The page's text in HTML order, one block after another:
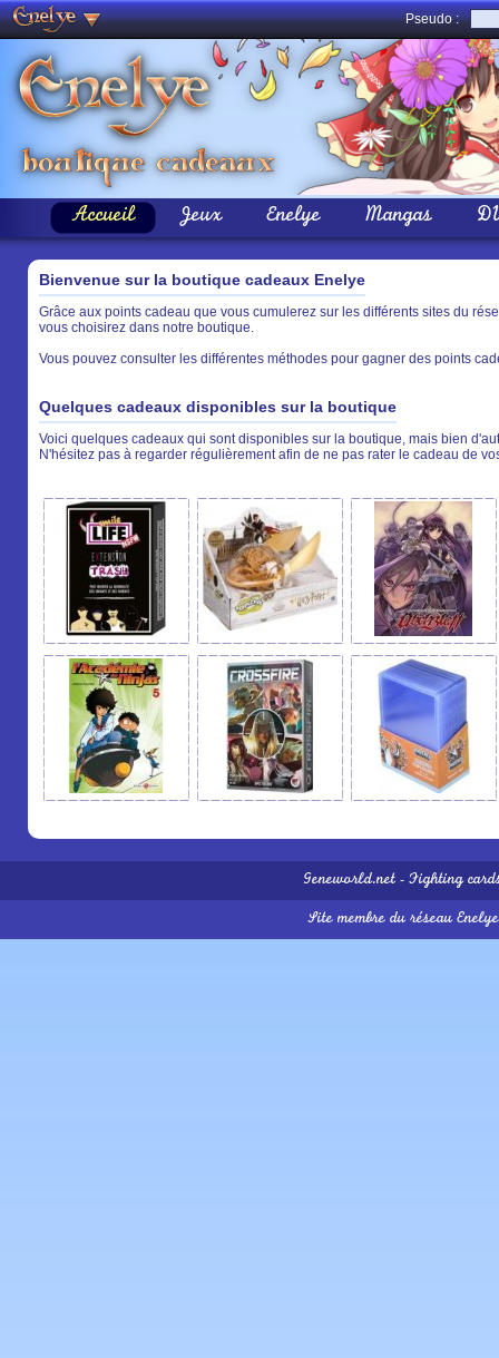
Pseudo :
Accueil Jeux Enelye Mangas
Bienvenue sur la boutique cadeaux Enelye
Grâce aux points cadeau que vous cumulerez sur les différents sites du
vous choisirez dans notre boutique.
Vous pouvez consulter les différentes méthodes pour gagner des points
Quelques cadeaux disponibles sur la boutique
Voici quelques cadeaux qui sont disponibles sur la boutique, mais bien
N'hésitez pas à regarder régulièrement afin de ne pas rater le cadeau de
Geneworld.net - Fighting
Site membre du réseau Enelye